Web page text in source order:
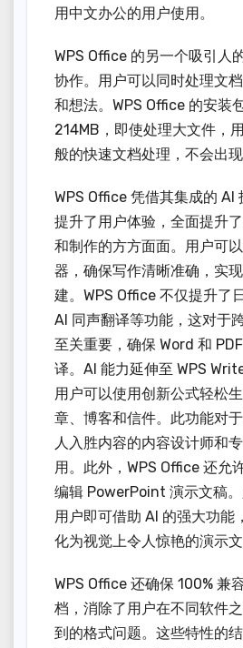
用中文办公的用户使用。
WPS Office 的另一个吸引人
协作。用户可以同时处理文
和想法。WPS Office 的安装
214MB，即使处理大文件，
般的快速文档处理，不会出现
WPS Office 凭借其集成的 AI
提升了用户体验，全面提升
和制作的方方面面。用户可
器，确保写作清晰准确，实
建。WPS Office 不仅提升了
AI 同声翻译等功能，这对于
至关重要，确保 Word 和
译。AI 能力延伸至 WPS
用户可以使用创新公式轻松
章、博客和信件。此功能对
人入胜内容的内容设计师和
用。此外，WPS Office 还允
编辑 PowerPoint 演示文稿。
用户即可借助 AI 的强大功能
化为视觉上令人惊艳的演示文
WPS Office 还确保 100% 兼
档，消除了用户在不同软件
到的格式问题。这些特性的